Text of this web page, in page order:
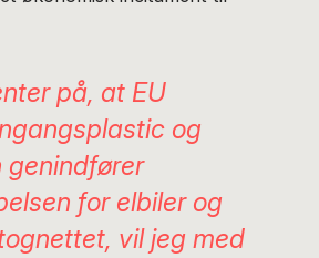
på, at EU
og
genindfører
for elbiler og
vil jeg med